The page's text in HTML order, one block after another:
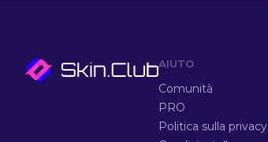
AIUTO
Comunità
PRO
Politica sulla privacy